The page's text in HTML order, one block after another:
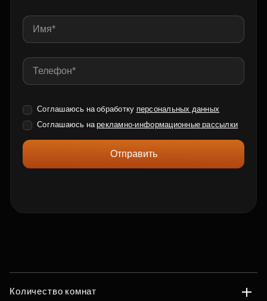
Соглашаюсь на обработку персональных данных
Соглашаюсь нарекламно-информационные рассылки
Отправить
Количество комнат